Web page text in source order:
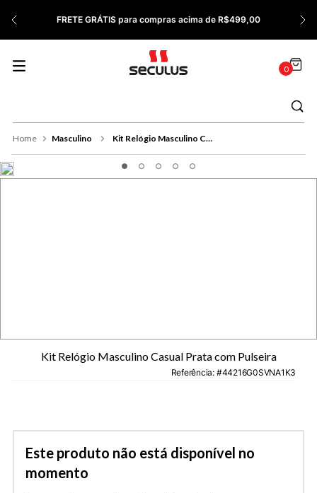
FRETE GRÁTIS para compras acima de R$499,00
0
Masculino Kit Relógio Masculino Casual Prata com Pulseira
Kit Relógio Masculino Casual Prata com Pulseira
Referência: 44216G0SVNA1K3
Este produto não está disponível no
momento
9º